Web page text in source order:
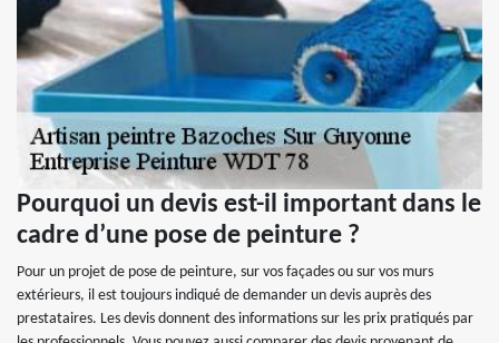
Pourquoi un devis est-il important dans le
cadre d’une pose de peinture ?
Pour un projet de pose de peinture, sur vos façades ou sur vos murs
extérieurs, il est toujours indiqué de demander un devis auprès des
prestataires. Les devis donnent des informations sur les prix pratiqués par